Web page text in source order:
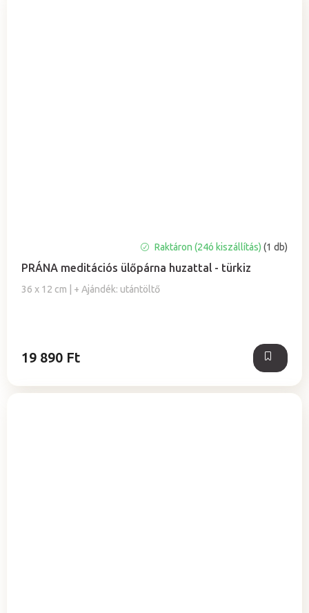
PRÁNA meditációs ülőpárna huzattal - türkiz
36 x 12 cm | + Ajándék: utántöltő
Raktáron (24ó kiszállítás) (1 db)
19 890 Ft